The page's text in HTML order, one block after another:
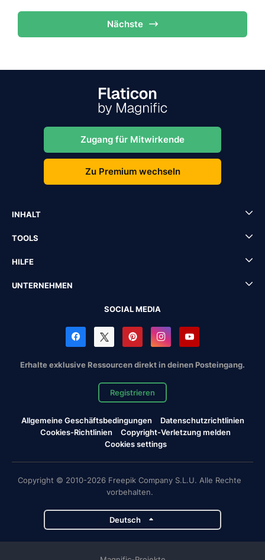
Nächste
Zugang für Mitwirkende
Zu Premium wechseln
INHALT
TOOLS
HILFE
UNTERNEHMEN
SOCIAL MEDIA
Erhalte exklusive Ressourcen direkt in deinen Posteingang.
Registrieren
Allgemeine Geschäftsbedingungen
Datenschutzrichtlinien
Cookies-Richtlinien
Copyright-Verletzung melden
Cookies settings
Copyright © 2010-2026 Freepik Company S.L.U. Alle Rechte
vorbehalten.
Deutsch